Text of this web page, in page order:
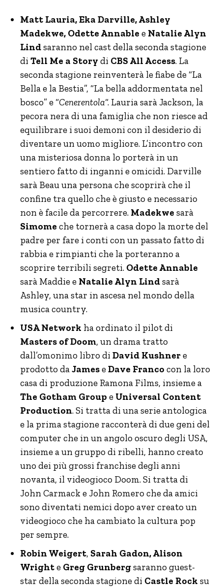
Matt Lauria, Eka Darville, Ashley
Madekwe, Odette Annable e Natalie Alyn
Lindsaranno nel cast della seconda stagione
di Tell Me a Story di CBS All Access. La
seconda stagione reinventerà le fiabe de “La
Bella e la Bestia”, “La bella addormentata nel
bosco” e “Cenerentola“. Lauria sarà Jackson, la
pecora nera di una famiglia che non riesce ad
equilibrare i suoi demoni con il desiderio di
diventare un uomo migliore. L’incontro con
una misteriosa donna lo porterà in un
sentiero fatto di inganni e omicidi. Darville
sarà Beau una persona che scoprirà che il
confine tra quello che è giusto e necessario
non è facile da percorrere. Madekwe sarà
Simome che tornerà a casa dopo la morte del
padre per fare i conti con un passato fatto di
rabbia e rimpianti che la porteranno a
scoprire terribili segreti. Odette Annable
sarà Maddie e Natalie Alyn Lindsarà
Ashley, una star in ascesa nel mondo della
musica country.
USA Network ha ordinato il pilot di
Masters of Doom, un drama tratto
dall’omonimo libro di David Kushnere
prodotto daJameseDave Franco con la loro
casa di produzione Ramona Films, insieme a
The Gotham Group e Universal Content
Production. Si tratta di una serie antologica
e la prima stagione racconterà di due geni del
computer che in un angolo oscuro degli USA,
insieme a un gruppo di ribelli, hanno creato
uno dei più grossi franchise degli anni
novanta, il videogioco Doom. Si tratta di
John Carmack e John Romero che da amici
sono diventati nemici dopo aver creato un
videogioco che ha cambiato la cultura pop
per sempre.
Robin Weigert, Sarah Gadon, Alison
Wrighte Greg Grunbergsaranno guest-
star della seconda stagione di Castle Rock su